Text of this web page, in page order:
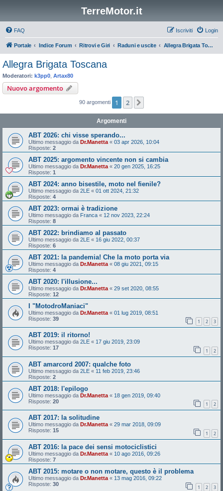
TerreMotor.it
FAQ Login
Iscriviti
Portale Indice Forum Ritrovi e Giri Raduni e uscite Allegra Brigata Toscana
Allegra Brigata Toscana
Moderatori: k3pp0 Artax80
Nuovo argomento
90 argomenti 1 2
Argomenti
ABT 2026: chi visse sperando...
Ultimo messaggio da Dr.Manetta « 03 apr 2026, 10:04
Risposte: 2
ABT 2025: argomento vincente non si cambia
Ultimo messaggio da Dr.Manetta « 20 gen 2025, 16:25
Risposte: 1
ABT 2024: anno bisestile, moto nel fienile?
Ultimo messaggio da 2LE « 01 ott 2024, 21:32
Risposte: 4
ABT 2023: ormai è tradizione
Ultimo messaggio da Franca « 12 nov 2023, 22:24
Risposte: 8
ABT 2022: brindiamo al passato
Ultimo messaggio da 2LE « 16 giu 2022, 00:37
Risposte: 6
ABT 2021: la pandemia! Che la moto porta via
Ultimo messaggio da Dr.Manetta « 08 giu 2021, 09:15
Risposte: 4
ABT 2020: l'illusione...
Ultimo messaggio da Dr.Manetta « 29 set 2020, 08:55
Risposte: 12
I "MotodroManiaci"
Ultimo messaggio da Dr.Manetta « 01 lug 2019, 08:51
Risposte: 39 1 2 3
ABT 2019: il ritorno!
Ultimo messaggio da 2LE « 17 giu 2019, 23:09
Risposte: 17 1 2
ABT amarcord 2007: qualche foto
Ultimo messaggio da 2LE « 11 feb 2019, 23:46
Risposte: 2
ABT 2018: l'epilogo
Ultimo messaggio da Dr.Manetta « 18 gen 2019, 09:40
Risposte: 20 1 2
ABT 2017: la solitudine
Ultimo messaggio da Dr.Manetta« 29 mar 2018, 09:09
Risposte: 15 1 2
ABT 2016: la pace dei sensi motociclistici
Ultimo messaggio da Dr.Manetta « 10 ago 2016, 09:26
Risposte: 7
ABT 2015: motare o non motare, questo è il problema
Ultimo messaggio da Dr.Manetta « 13 mag 2016, 09:22
Risposte: 30 1 2 3